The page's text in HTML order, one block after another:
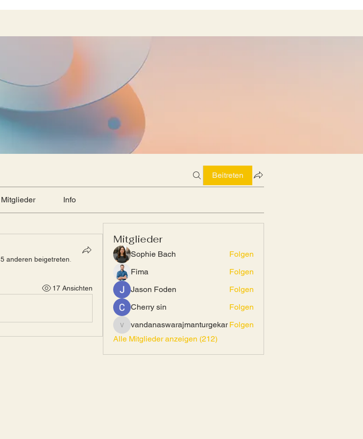
Beitreten
Mitglieder Info
5 anderen beigetreten
17 Ansichten
Mitglieder
Sophie Bach
Folgen
Fima
Folgen
Jason Foden
Folgen
Cherry sin
Folgen
vandanaswarajmanturgekar
vandanaswarajmanturgekar Folgen
Alle Mitglieder anzeigen (212)